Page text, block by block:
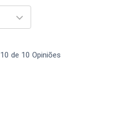
10 de 10 Opiniões